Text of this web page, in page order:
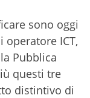
sono oggi
operatore ICT,
Pubblica
questi tre
distintivo di